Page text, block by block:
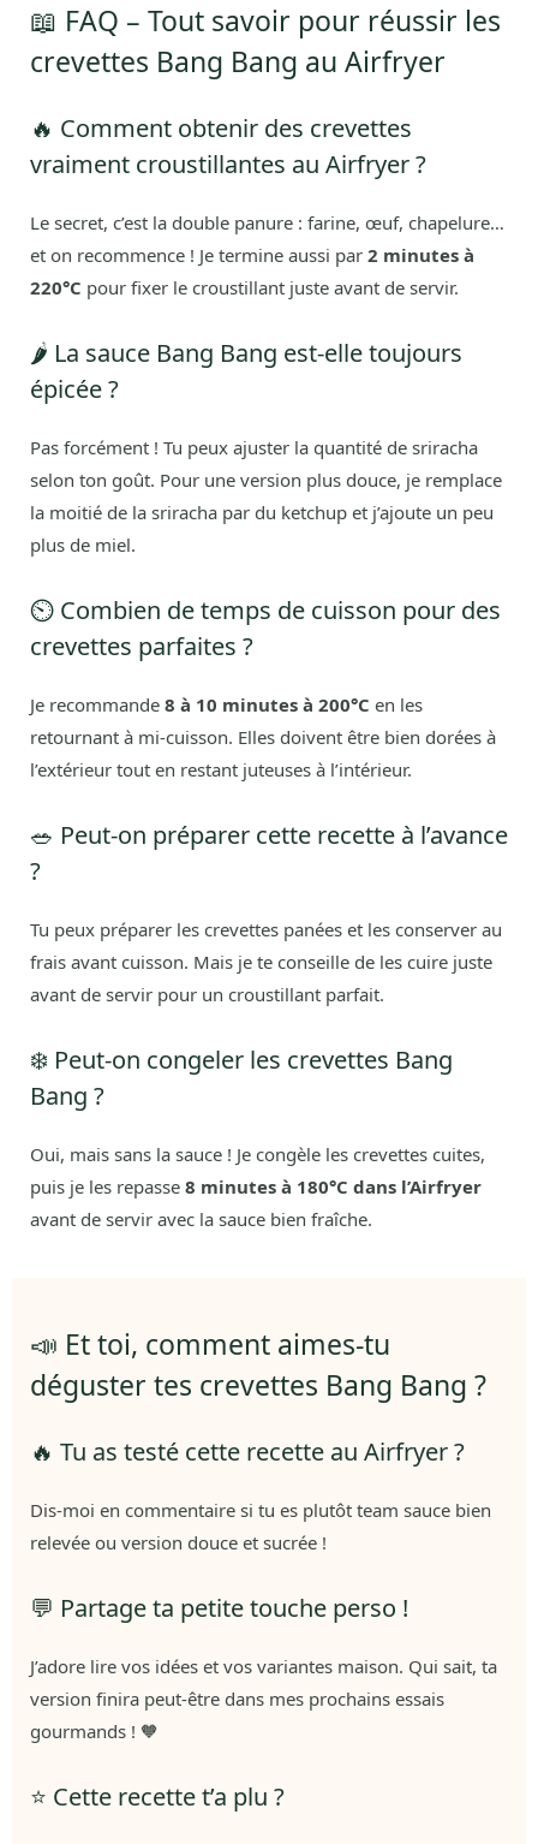
📖 FAQ – Tout savoir pour réussir les
crevettes Bang Bang au Airfryer
🔥 Comment obtenir des crevettes
vraiment croustillantes au Airfryer ?
Le secret, c’est la double panure : farine, œuf, chapelure…
et on recommence ! Je termine aussi par 2 minutes à
220°C pour fixer le croustillant juste avant de servir.
🌶️ La sauce Bang Bang est-elle toujours
épicée ?
Pas forcément ! Tu peux ajuster la quantité de sriracha
selon ton goût. Pour une version plus douce, je remplace
la moitié de la sriracha par du ketchup et j’ajoute un peu
plus de miel.
⏲️ Combien de temps de cuisson pour des
crevettes parfaites ?
Je recommande 8 à 10 minutes à 200°C en les
retournant à mi-cuisson. Elles doivent être bien dorées à
l’extérieur tout en restant juteuses à l’intérieur.
🥗 Peut-on préparer cette recette à l’avance
?
Tu peux préparer les crevettes panées et les conserver au
frais avant cuisson. Mais je te conseille de les cuire juste
avant de servir pour un croustillant parfait.
❄️ Peut-on congeler les crevettes Bang
Bang ?
Oui, mais sans la sauce ! Je congèle les crevettes cuites,
puis je les repasse 8 minutes à 180°C dans l’Airfryer
avant de servir avec la sauce bien fraîche.
📣 Et toi, comment aimes-tu
déguster tes crevettes Bang Bang ?
🔥 Tu as testé cette recette au Airfryer ?
Dis-moi en commentaire si tu es plutôt team sauce bien
relevée ou version douce et sucrée !
💬 Partage ta petite touche perso !
J’adore lire vos idées et vos variantes maison. Qui sait, ta
version finira peut-être dans mes prochains essais
gourmands ! 🧡
⭐ Cette recette t’a plu ?